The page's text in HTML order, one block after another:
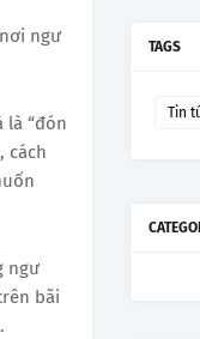
ngư
là “đón
cách
ngư
bãi
TAGS
Tin